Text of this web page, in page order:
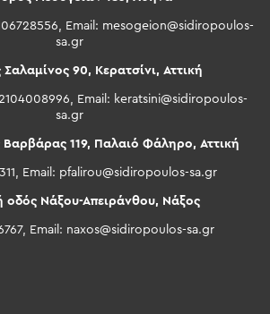
Email: mesogeion@sidiropoulos-
sa.gr
90, Κερατσίνι, Αττική
Email: keratsini@sidiropoulos-
sa.gr
119, Παλαιό Φάληρο, Αττική
Email: pfalirou@sidiropoulos-sa.gr
οδός Νάξου-Απειράνθου, Νάξος
Email: naxos@sidiropoulos-sa.gr